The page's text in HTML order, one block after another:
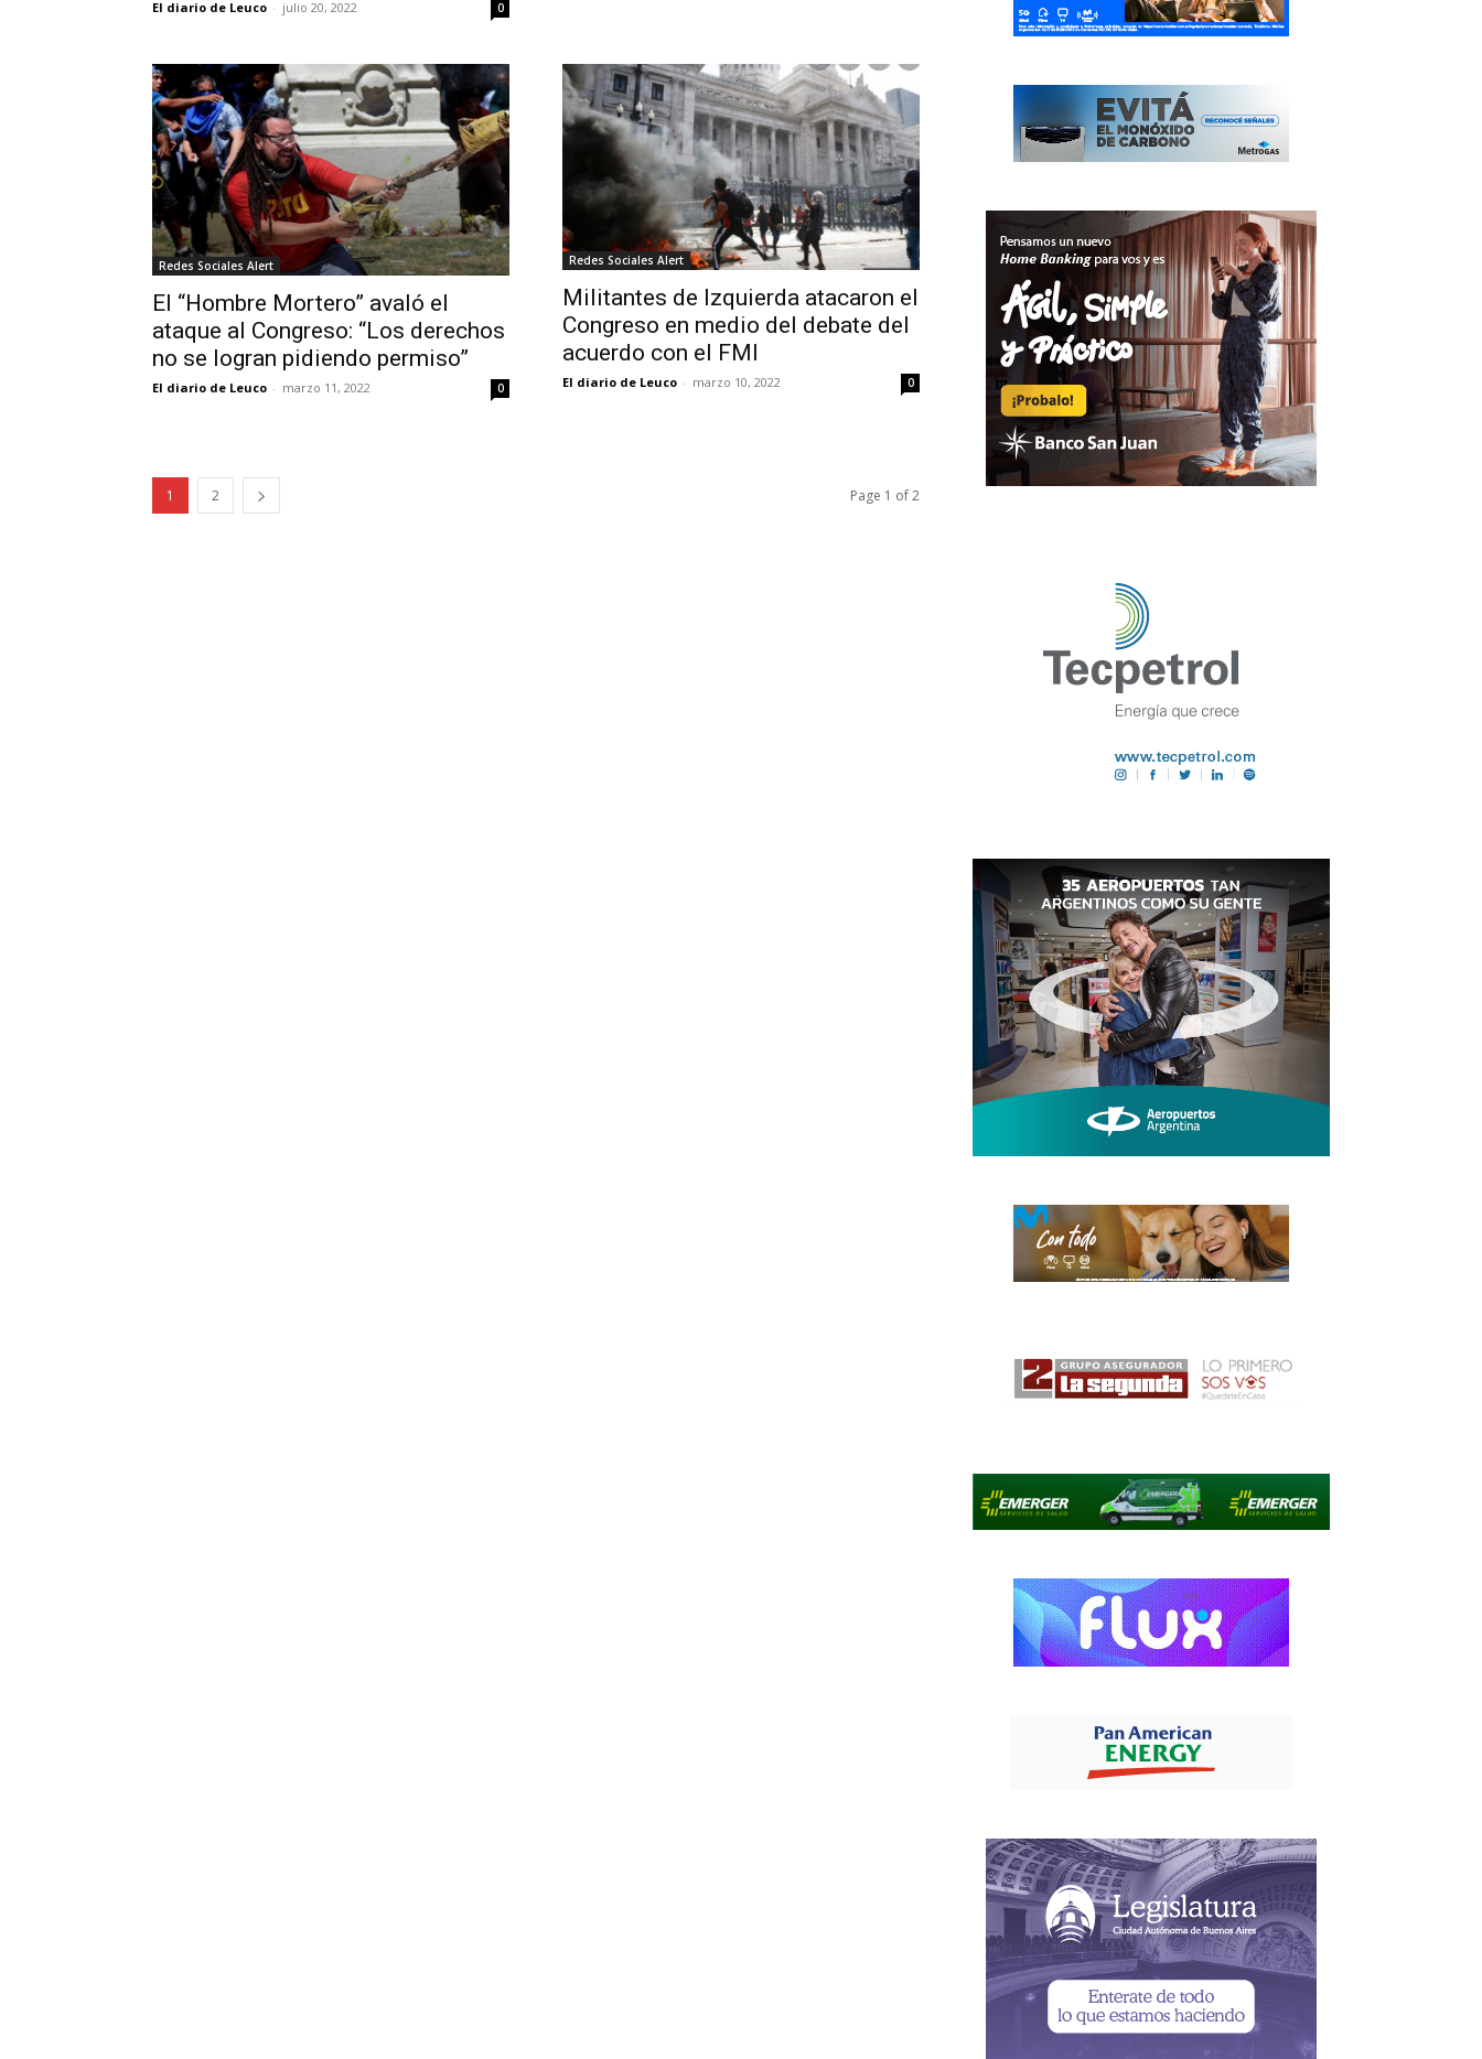
El diario de Leuco - julio 20, 2022 0
Redes Sociales Alert
El “Hombre Mortero” avaló el
ataque al Congreso: “Los derechos
no se logran pidiendo permiso”
El diario de Leuco - marzo 11, 2022 0
Redes Sociales Alert
Militantes de Izquierda atacaron el
Congreso en medio del debate del
acuerdo con el FMI
El diario de Leuco - marzo 10, 2022 0
1 2 Page 1 of 2